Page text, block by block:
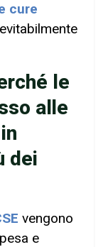
cure
le
alle
dei
vengono
e